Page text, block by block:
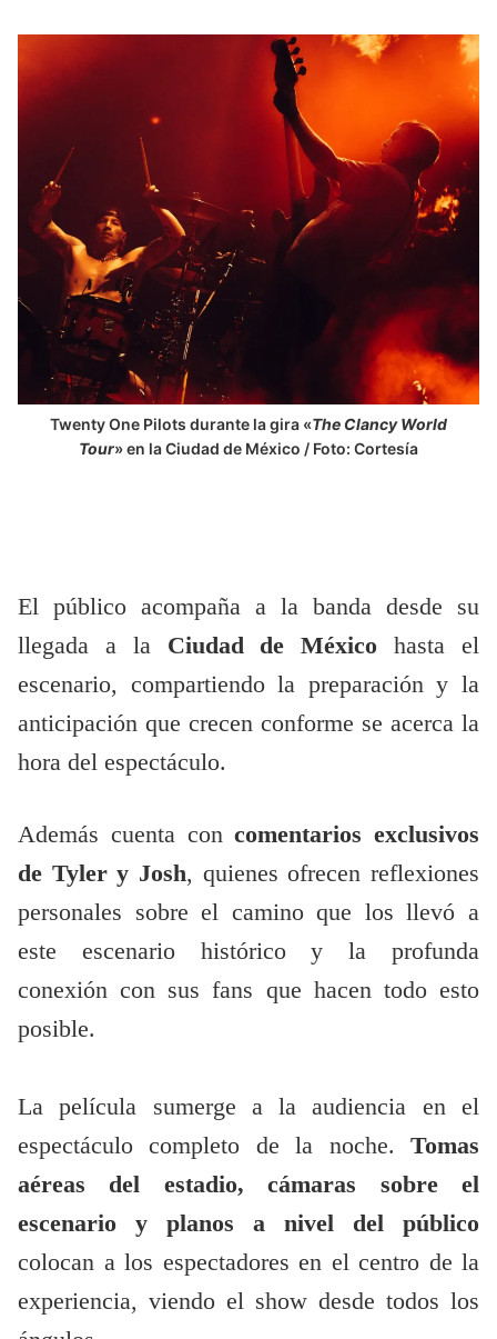
Twenty One Pilots durante la gira «The Clancy World
Tour» en la Ciudad de México / Foto: Cortesía
El público acompaña a la banda desde su
llegada a la Ciudad de Méxicohasta el
escenario, compartiendo la preparación y la
anticipación que crecen conforme se acerca la
hora del espectáculo.
Además cuenta concomentarios exclusivos
de Tyler y Josh, quienes ofrecen reflexiones
personales sobre el camino que los llevó a
este escenario histórico y la profunda
conexión con sus fans que hacen todo esto
posible.
La película sumerge a la audiencia en el
espectáculo completo de la noche. Tomas
aéreas del estadio, cámaras sobre el
escenario y planos a nivel del público
colocan a los espectadores en el centro de la
experiencia, viendo el show desde todos los